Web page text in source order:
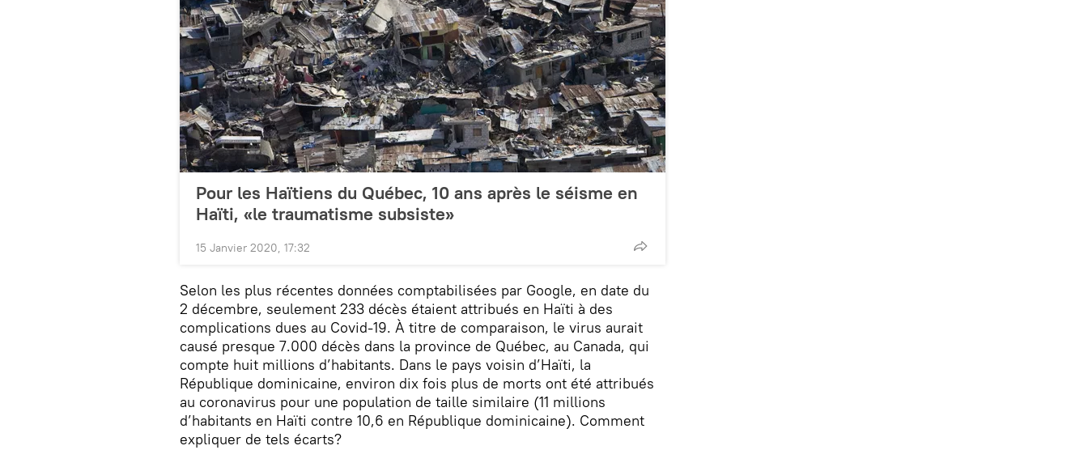
Pour les Haïtiens du Québec, 10 ans après le séisme en
Haïti, «le traumatisme subsiste»
15 Janvier 2020, 17:32
Selon les plus récentes données comptabilisées par Google, en date du
2 décembre, seulement 233 décès étaient attribués en Haïti à des
complications dues au Covid-19. À titre de comparaison, le virus aurait
causé presque 7.000 décès dans la province de Québec, au Canada, qui
compte huit millions d’habitants. Dans le pays voisin d’Haïti, la
République dominicaine, environ dix fois plus de morts ont été attribués
au coronavirus pour une population de taille similaire (11 millions
d’habitants en Haïti contre 10,6 en République dominicaine). Comment
expliquer de tels écarts?